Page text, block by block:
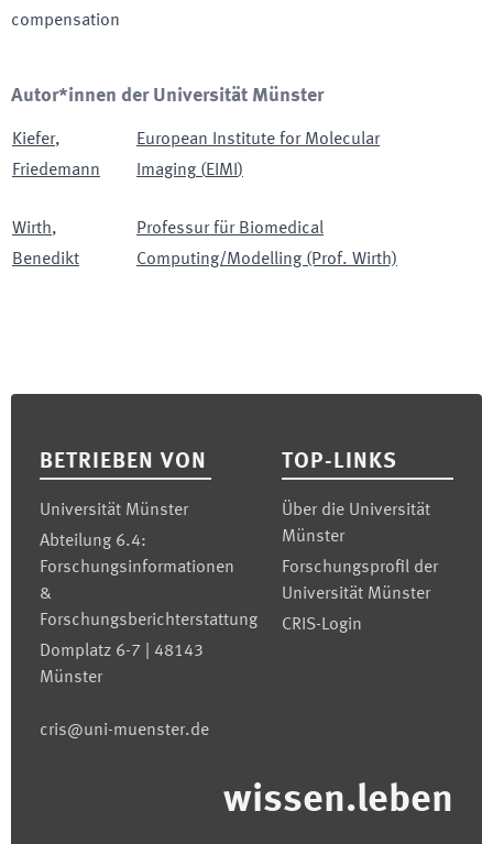
compensation
Autor*innen der Universität Münster
Kiefer,
Friedemann
European Institute for Molecular
Imaging (EIMI )
Wirth,
Benedikt
Professur für Biomedical
Computing/Modelling (Prof. Wirth)
BETRIEBEN VON
Universität Münster
Abteilung 6.4:
Forschungsinformationen
&
Forschungsberichterstattung
Domplatz 6-7 | 48143
Münster
cris@uni-muenster.de
TOP-LINKS
Über die Universität
Münster
Forschungsprofil der
Universität Münster
CRIS-Login
wissen.leben